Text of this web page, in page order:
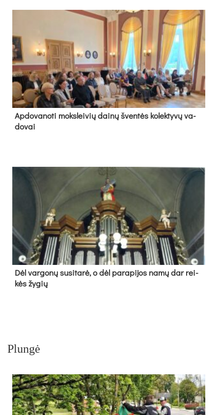
Ap­do­va­no­ti moks­lei­vių dai­nų šven­tės ko­lek­ty­vų va­
do­vai
Dėl var­go­nų su­si­ta­rė, o dėl pa­ra­pi­jos na­mų dar rei­
kės žy­gių
Plungė